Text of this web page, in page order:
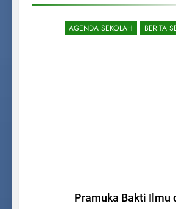
AGENDA SEKOLAH BERITA
Pramuka Bakti Ilmu